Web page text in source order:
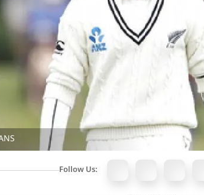
Follow Us: